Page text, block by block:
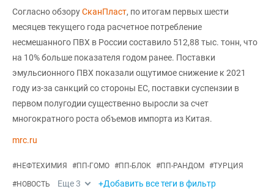
Согласно обзоруСканПласт, по итогам первых шести
месяцев текущего года расчетное потребление
несмешанного ПВХ в России составило 512,88 тыс. тонн, что
на 10% больше показателя годом ранее. Поставки
эмульсионного ПВХ показали ощутимое снижение к 2021
году из-за санкций со стороны ЕС, поставки суспензии в
первом полугодии существенно выросли за счет
многократного роста объемов импорта из Китая.
mrc.ru
#НЕФТЕХИМИЯ #ПП-ГОМО #ПП-БЛОК #ПП-РАНДОМ #ТУРЦИЯ
#НОВОСТЬ Еще3 +Добавить все теги в фильтр